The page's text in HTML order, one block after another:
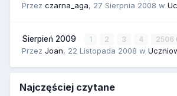
Przez czarna_aga, 27 Sierpnia 2008 w
Sierpień 2009 1 2 3 4 2506
Przez Joan, 22 Listopada 2008 w
Najczęściej czytane